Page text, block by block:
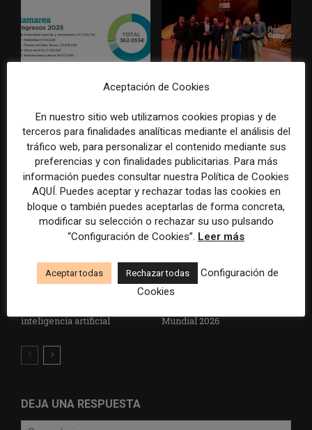
La Marea cierra 2025 con
cooperativa pierde 38.542
euros
El Premio Gabo 2026
Brasil, España y El Salvador
sobre el poder, la memoria y
la violencia
Radio Televisión Madrid
inteligencia artificial
ADEPA crea un premio
especial para la mejor
Mundial 2026
DEJA UNA RESPUESTA
Aceptación de Cookies
En nuestro sitio web utilizamos cookies propias y de
terceros para finalidades analíticas mediante el análisis del
tráfico web, para personalizar el contenido mediante sus
preferencias y con finalidades publicitarias. Para más
información puedes consultar nuestra Política de Cookies
AQUÍ. Puedes aceptar y rechazar todas las cookies en
bloque o también puedes aceptarlas de forma concreta,
modificar su selección o rechazar su uso pulsando
“Configuración de Cookies”. Leer más
Aceptar todas Rechazar todas
Configuración de
Cookies